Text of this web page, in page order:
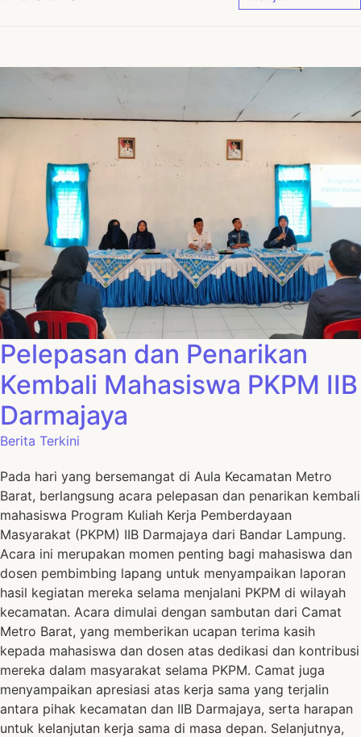
Pelepasan dan Penarikan
Kembali Mahasiswa PKPM IIB
Darmajaya
Berita Terkini
Pada hari yang bersemangat di Aula Kecamatan Metro
Barat, berlangsung acara pelepasan dan penarikan kembali
mahasiswa Program Kuliah Kerja Pemberdayaan
Masyarakat (PKPM) IIB Darmajaya dari Bandar Lampung.
Acara ini merupakan momen penting bagi mahasiswa dan
dosen pembimbing lapang untuk menyampaikan laporan
hasil kegiatan mereka selama menjalani PKPM di wilayah
kecamatan. Acara dimulai dengan sambutan dari Camat
Metro Barat, yang memberikan ucapan terima kasih
kepada mahasiswa dan dosen atas dedikasi dan kontribusi
mereka dalam masyarakat selama PKPM. Camat juga
menyampaikan apresiasi atas kerja sama yang terjalin
antara pihak kecamatan dan IIB Darmajaya, serta harapan
untuk kelanjutan kerja sama di masa depan. Selanjutnya,